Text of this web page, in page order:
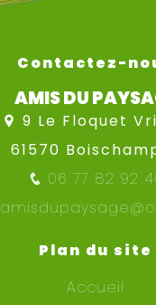
Contactez-
AMIS DU
9 Le Floquet
61570
06 77 82 92
Plan du site
Accueil